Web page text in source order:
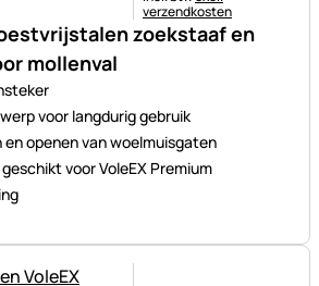
zoekstaaf en
mollenval
voor langdurig gebruik
openen van woelmuisgaten
voor VoleEX Premium
verzendkosten